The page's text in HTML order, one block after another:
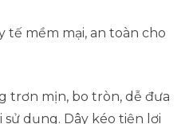
tế mềm mại, an toàn cho
trơn mịn, bo tròn, dễ đưa
sử dụng. Dây kéo tiện lợi